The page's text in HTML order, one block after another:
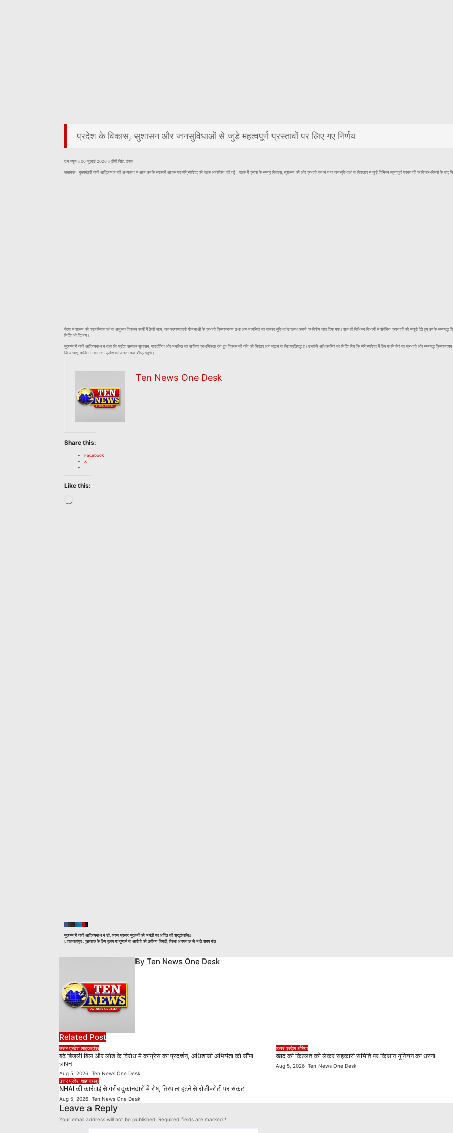
प्रदेश के विकास, सुशासन और जनसुविधाओं से जुड़े महत्वपूर्ण प्रस्तावों पर लिए गए निर्णय
टेन न्यूज ii 06 जुलाई 2026 ii डीपी सिंह, डेस्क
लखनऊ। मुख्यमंत्री योगी आदित्यनाथ की अध्यक्षता में आज उनके सरकारी आवास पर मंत्रिपरिषद की बैठक आयोजित की गई। बैठक में प्रदेश के समग्र विकास, सुशासन को और प्रभावी बनाने तथा जनसुविधाओं के विस्तार से जुड़े विभिन्न महत्वपूर्ण प्रस्तावों पर विचार-विमर्श के बाद
बैठक में शासन की प्राथमिकताओं के अनुरूप विकास कार्यों में तेजी लाने, जनकल्याणकारी योजनाओं के प्रभावी क्रियान्वयन तथा आम नागरिकों को बेहतर सुविधाएं उपलब्ध कराने पर विशेष जोर दिया गया। साथ ही विभिन्न विभागों से संबंधित प्रस्तावों को मंजूरी देते हुए उनके समयबद्ध
निर्देश भी दिए गए।
मुख्यमंत्री योगी आदित्यनाथ ने कहा कि प्रदेश सरकार सुशासन, पारदर्शिता और जनहित को सर्वोच्च प्राथमिकता देते हुए विकास की गति को निरंतर आगे बढ़ाने के लिए प्रतिबद्ध है। उन्होंने अधिकारियों को निर्देश दिए कि मंत्रिपरिषद में लिए गए निर्णयों का प्रभावी और समयबद्ध
किया जाए, ताकि उनका लाभ प्रदेश की जनता तक शीघ्र पहुंचे।
Ten News One Desk
Share this:
Facebook
X
Like this:
Post
मुख्यमंत्री योगी आदित्यनाथ ने डॉ. श्यामा प्रसाद मुखर्जी की जयंती पर अर्पित की श्रद्धांजलि
शाहजहांपुर : पूछताछ के लिए बुलाए गए दुष्कर्म के आरोपी की तबीयत बिगड़ी, जिला अस्पताल ले जाते समय मौत
By Ten News One Desk
Related Post
उत्तर प्रदेशशाहजहांपुर
बढ़े बिजली बिल और लोड के विरोध में कांग्रेस का प्रदर्शन, अधिशासी अभियंता को सौंपा
ज्ञापन
Aug 5, 2026 Ten News One Desk
उत्तर प्रदेशऔरेया
खाद की किल्लत को लेकर सहकारी समिति पर किसान यूनियन का धरना
Aug 5, 2026 Ten News One Desk
उत्तर प्रदेशशाहजहांपुर
NHAI की कार्रवाई से गरीब दुकानदारों में रोष, तिरपाल हटने से रोजी-रोटी पर संकट
Aug 5, 2026 Ten News One Desk
Leave a Reply
Your email address will not be published. Required fields are marked *